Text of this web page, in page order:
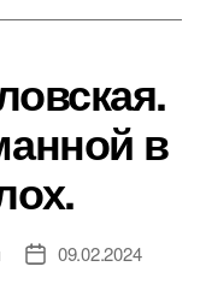
в
Дата09.02.2024